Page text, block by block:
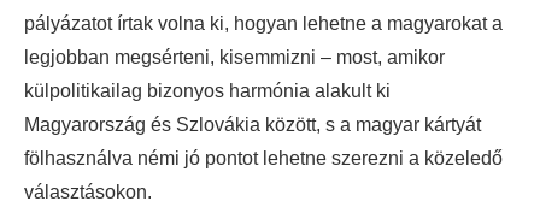
pályázatot írtak volna ki, hogyan lehetne a magyarokat a
legjobban megsérteni, kisemmizni – most, amikor
külpolitikailag bizonyos harmónia alakult ki
Magyarország és Szlovákia között, s a magyar kártyát
fölhasználva némi jó pontot lehetne szerezni a közeledő
választásokon.